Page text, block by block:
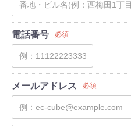
電話番号 必須
メールアドレス 必須